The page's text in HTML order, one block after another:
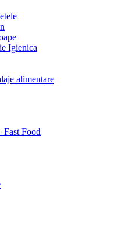
Igienica
alimentare
Fast Food